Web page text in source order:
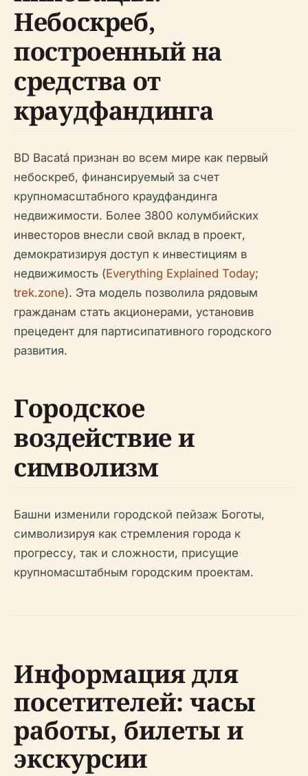
Небоскреб,
построенный на
средства от
краудфандинга
BD Bacatá признан во всем мире как первый
небоскреб, финансируемый за счет
крупномасштабного краудфандинга
недвижимости. Более 3800 колумбийских
инвесторов внесли свой вклад в проект,
демократизируя доступ к инвестициям в
недвижимость (Everything Explained Today;
trek.zone). Эта модель позволила рядовым
гражданам стать акционерами, установив
прецедент для партисипативного городского
развития.
Городское
воздействие и
символизм
Башни изменили городской пейзаж Боготы,
символизируя как стремления города к
прогрессу, так и сложности, присущие
крупномасштабным городским проектам.
Информация для
посетителей: часы
работы, билеты и
экскурсии